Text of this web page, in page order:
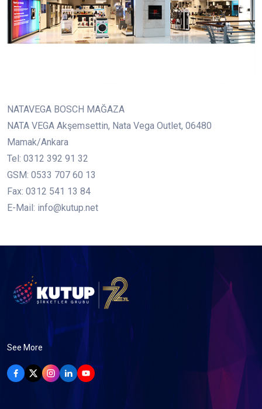
NATAVEGA BOSCH MAĞAZA
NATA VEGA Akşemsettin, Nata Vega Outlet, 06480
Mamak/Ankara
Tel: 0312 392 91 32
GSM: 0533 707 60 13
Fax: 0312 541 13 84
E-Mail: info@kutup.net
See More